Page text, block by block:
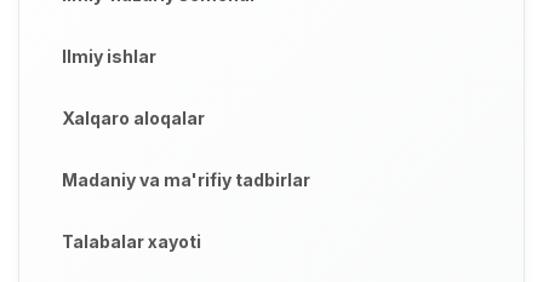
Ilmiy ishlar
Xalqaro aloqalar
Madaniy va ma'rifiy tadbirlar
Talabalar xayoti